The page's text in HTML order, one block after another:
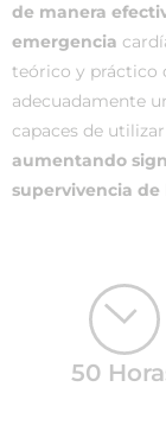
de manera
emergencia
teórico y práctico
adecuadamente
capaces de
aumentando
supervivencia de
50